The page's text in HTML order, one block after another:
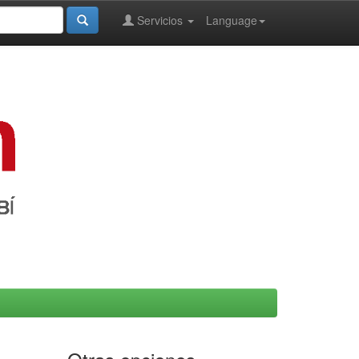
Language
Servicios